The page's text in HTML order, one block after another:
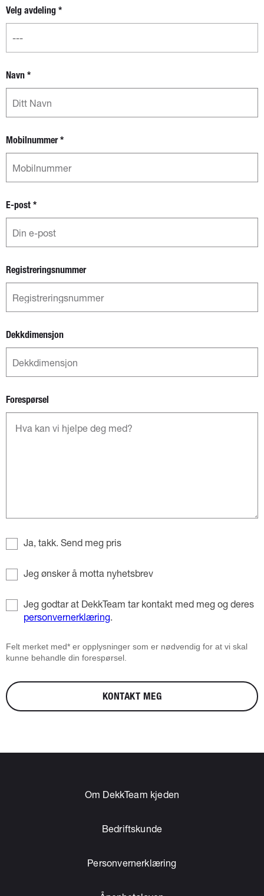
avdeling
Velg avdeling *
Navn *
Mobilnummer*
E-post *
Registreringsnummer
Dekkdimensjon
Forespørsel
Ja, takk. Send meg pris
Jeg ønsker å motta nyhetsbrev
Jeg godtar at DekkTeam tar kontakt med meg og deres
personvernerklæring.
Felt merket med* er opplysninger som er nødvendig for at vi skal
kunne behandle din forespørsel.
KONTAKT MEG
Om DekkTeam kjeden
Bedriftskunde
Personvernerklæring